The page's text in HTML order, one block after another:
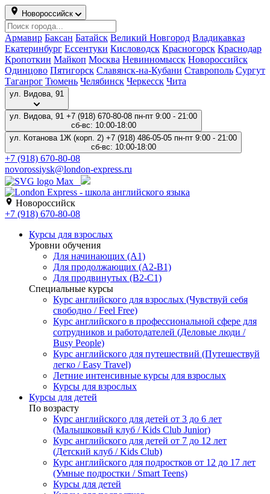
Новороссийск
Армавир Баксан Батайск Великий Новгород Владикавказ
Екатеринбург Ессентуки Кисловодск Красногорск Краснодар
Кропоткин Майкоп Москва Невинномысск Новороссийск
Одинцово Пятигорск Славянск-на-Кубани Ставрополь Сургут
Таганрог Тюмень Челябинск Черкесск Чита
ул. Котанова 1Ж (корп. 2)
ул. Видова, 91 +7 (918) 670-80-08 пн-пт 9:00 - 21:00
сб-вс: 10:00-18:00
ул. Котанова 1Ж (корп. 2) +7 (918) 486-05-05 пн-пт 9:00 - 21:00
сб-вс: 10:00-18:00
+7 (918) 486-05-05
novorossiysk.kot@london-express.ru
Новороссийск
+7 (918) 486-05-05
Курсы для взрослых
Уровни обучения
Для начинающих (A1)
Для продолжающих (A2-B1)
Для продвинутых (B2-C1)
Специальные курсы
Курс английского для взрослых (Чувствуй себя
свободно / Feel Free)
Курс английского в профессиональной сфере для
сотрудников и работодателей (Деловые люди /
Busy People)
Курс английского для путешествий (Путешествуй
легко / Easy Travel)
Летние интенсивные курсы для взрослых
Курсы для взрослых
Курсы для детей
По возрасту
Курс английского для детей от 3 до 6 лет
(Малышковый клуб / Kids Club Junior)
Курс английского для детей от 7 до 12 лет
(Детский клуб / Kids Club)
Курс английского для подростков от 12 до 17 лет
(Умные подростки / Smart Teens)
Курсы для детей